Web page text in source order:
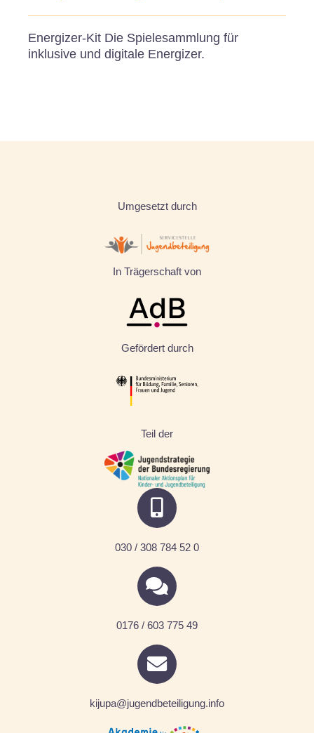
Energizer-Kit Die Spielesammlung für
inklusive und digitale Energizer.
Umgesetzt durch
In Trägerschaft von
Gefördert durch
Teil der
030 / 308 784 52 0
0176 / 603 775 49
kijupa@jugendbeteiligung.info